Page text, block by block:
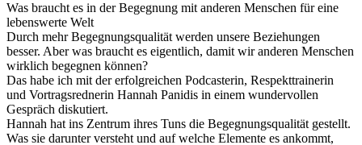
Was braucht es in der Begegnung mit anderen Menschen für eine
lebenswerte Welt
Durch mehr Begegnungsqualität werden unsere Beziehungen
besser. Aber was braucht es eigentlich, damit wir anderen Menschen
wirklich begegnen können?
Das habe ich mit der erfolgreichen Podcasterin, Respekttrainerin
und Vortragsrednerin Hannah Panidis in einem wundervollen
Gespräch diskutiert.
Hannah hat ins Zentrum ihres Tuns die Begegnungsqualität gestellt.
Was sie darunter versteht und auf welche Elemente es ankommt,